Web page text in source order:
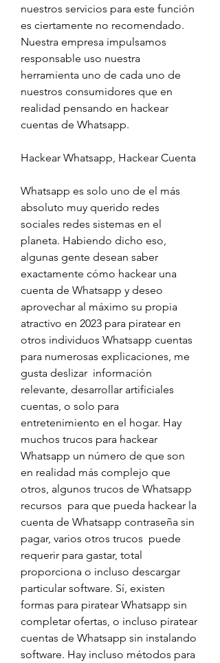
nuestros servicios para este función
es ciertamente no recomendado.
Nuestra empresa impulsamos
responsable uso nuestra
herramienta uno de cada uno de
nuestros consumidores que en
realidad pensando en hackear
cuentas de Whatsapp.
Hackear Whatsapp, Hackear Cuenta
Whatsapp es solo uno de el más
absoluto muy querido redes
sociales redes sistemas en el
planeta. Habiendo dicho eso,
algunas gente desean saber
exactamente cómo hackear una
cuenta de Whatsapp y deseo
aprovechar al máximo su propia
atractivo en 2023 para piratear en
otros individuos Whatsapp cuentas
para numerosas explicaciones, me
gusta deslizar  información
relevante, desarrollar artificiales
cuentas, o solo para
entretenimiento en el hogar. Hay
muchos trucos para hackear
Whatsapp un número de que son
en realidad más complejo que
otros, algunos trucos de Whatsapp
recursos  para que pueda hackear la
cuenta de Whatsapp contraseña sin
pagar, varios otros trucos  puede
requerir para gastar, total
proporciona o incluso descargar
particular software. Sí, existen
formas para piratear Whatsapp sin
completar ofertas, o incluso piratear
cuentas de Whatsapp sin instalando
software. Hay incluso métodos para